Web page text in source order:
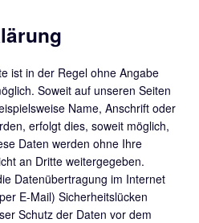
ist in der Regel ohne Angabe
Soweit auf unseren Seiten
Name, Anschrift oder
erfolgt dies, soweit möglich,
Daten werden ohne Ihre
an Dritte weitergegeben.
Datenübertragung im Internet
E-Mail) Sicherheitslücken
Schutz der Daten vor dem